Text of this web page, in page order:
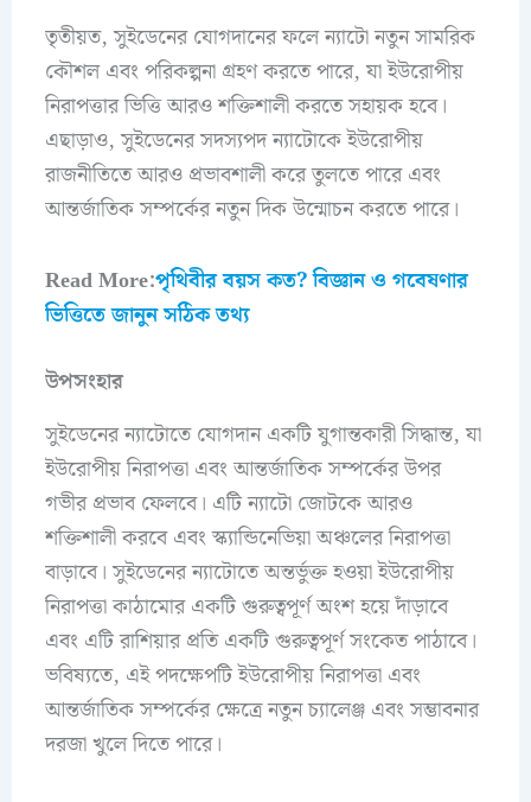
তৃতীয়ত, সুইডেনের যোগদানের ফলে ন্যাটো নতুন সামরিক
কৌশল এবং পরিকল্পনা গ্রহণ করতে পারে, যা ইউরোপীয়
নিরাপত্তার ভিত্তি আরও শক্তিশালী করতে সহায়ক হবে।
এছাড়াও, সুইডেনের সদস্যপদ ন্যাটোকে ইউরোপীয়
রাজনীতিতে আরও প্রভাবশালী করে তুলতে পারে এবং
আন্তর্জাতিক সম্পর্কের নতুন দিক উন্মোচন করতে পারে।
Read More:পৃথিবীর বয়স কত? বিজ্ঞান ও গবেষণার
ভিত্তিতে জানুন সঠিক তথ্য
উপসংহার
সুইডেনের ন্যাটোতে যোগদান একটি যুগান্তকারী সিদ্ধান্ত, যা
ইউরোপীয় নিরাপত্তা এবং আন্তর্জাতিক সম্পর্কের উপর
গভীর প্রভাব ফেলবে। এটি ন্যাটো জোটকে আরও
শক্তিশালী করবে এবং স্ক্যান্ডিনেভিয়া অঞ্চলের নিরাপত্তা
বাড়াবে। সুইডেনের ন্যাটোতে অন্তর্ভুক্ত হওয়া ইউরোপীয়
নিরাপত্তা কাঠামোর একটি গুরুত্বপূর্ণ অংশ হয়ে দাঁড়াবে
এবং এটি রাশিয়ার প্রতি একটি গুরুত্বপূর্ণ সংকেত পাঠাবে।
ভবিষ্যতে, এই পদক্ষেপটি ইউরোপীয় নিরাপত্তা এবং
আন্তর্জাতিক সম্পর্কের ক্ষেত্রে নতুন চ্যালেঞ্জ এবং সম্ভাবনার
দরজা খুলে দিতে পারে।